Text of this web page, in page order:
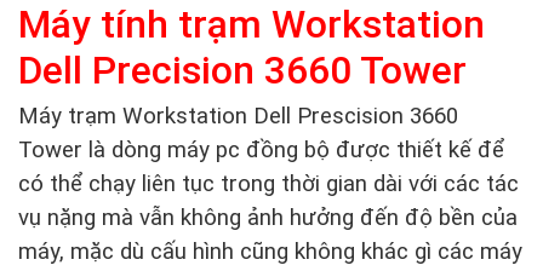
Máy tính trạm Workstation
Dell Precision 3660 Tower
Máy trạm Workstation Dell Prescision 3660
Tower là dòng máy pc đồng bộ được thiết kế để
có thể chạy liên tục trong thời gian dài với các tác
vụ nặng mà vẫn không ảnh hưởng đến độ bền của
máy, mặc dù cấu hình cũng không khác gì các máy